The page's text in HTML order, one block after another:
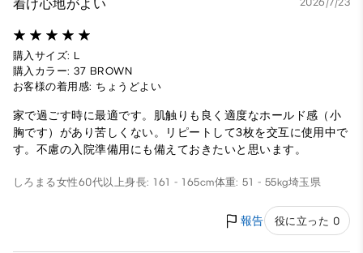
着け心地がよい
購入サイズ: L
購入カラー: 37 BROWN
お客様の着用感: ちょうどよい
家で過ごす時に最適です。肌触りも良く適度なホールド感（小
胸です）があり苦しくない。リピートして3枚を交互に使用中で
す。不慮の入院準備用にも備えておきたいと思います。
しろまる女性60代以上身長: 161 - 165cm体重: 51 - 55kg埼玉県
報告 役に立った 0